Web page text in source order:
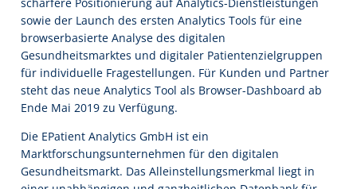
sowie der Launch des ersten Analytics Tools für eine
browserbasierte Analyse des digitalen
Gesundheitsmarktes und digitaler Patientenzielgruppen
für individuelle Fragestellungen. Für Kunden und Partner
steht das neue Analytics Tool als Browser-Dashboard ab
Ende Mai 2019 zu Verfügung.
Die EPatient Analytics GmbH ist ein
Marktforschungsunternehmen für den digitalen
Gesundheitsmarkt. Das Alleinstellungsmerkmal liegt in